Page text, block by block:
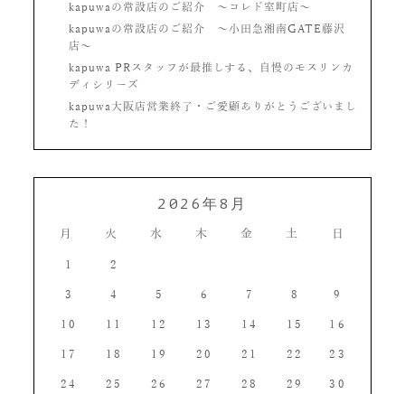
kapuwaの常設店のご紹介 〜コレド室町店〜
kapuwaの常設店のご紹介 〜小田急湘南GATE藤沢
店〜
kapuwa PRスタッフが最推しする、自慢のモスリンカ
ディシリーズ
kapuwa大阪店営業終了・ご愛顧ありがとうございまし
た！
2026年8月
月 火 水 木 金 土 日
1 2
3 4 5 6 7 8 9
10 11 12 13 14 15 16
17 18 19 20 21 22 23
24 25 26 27 28 29 30